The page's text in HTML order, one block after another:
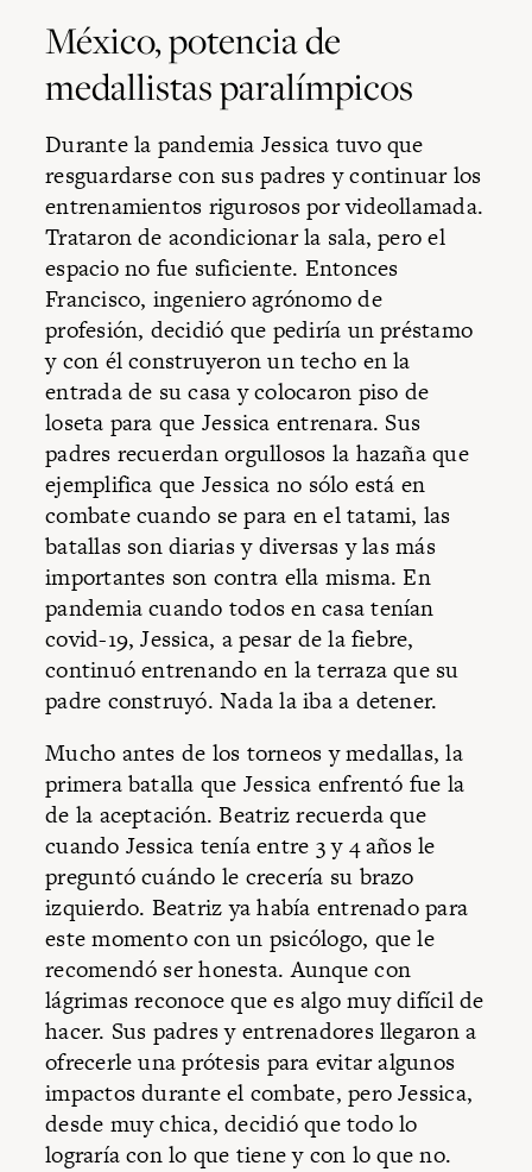
México, potencia de
medallistas paralímpicos
Durante la pandemia Jessica tuvo que
resguardarse con sus padres y continuar los
entrenamientos rigurosos por videollamada.
Trataron de acondicionar la sala, pero el
espacio no fue suficiente. Entonces
Francisco, ingeniero agrónomo de
profesión, decidió que pediría un préstamo
y con él construyeron un techo en la
entrada de su casa y colocaron piso de
loseta para que Jessica entrenara. Sus
padres recuerdan orgullosos la hazaña que
ejemplifica que Jessica no sólo está en
combate cuando se para en el tatami, las
batallas son diarias y diversas y las más
importantes son contra ella misma. En
pandemia cuando todos en casa tenían
covid-19, Jessica, a pesar de la fiebre,
continuó entrenando en la terraza que su
padre construyó. Nada la iba a detener.
Mucho antes de los torneos y medallas, la
primera batalla que Jessica enfrentó fue la
de la aceptación. Beatriz recuerda que
cuando Jessica tenía entre 3 y 4 años le
preguntó cuándo le crecería su brazo
izquierdo. Beatriz ya había entrenado para
este momento con un psicólogo, que le
recomendó ser honesta. Aunque con
lágrimas reconoce que es algo muy difícil de
hacer. Sus padres y entrenadores llegaron a
ofrecerle una prótesis para evitar algunos
impactos durante el combate, pero Jessica,
desde muy chica, decidió que todo lo
lograría con lo que tiene y con lo que no.